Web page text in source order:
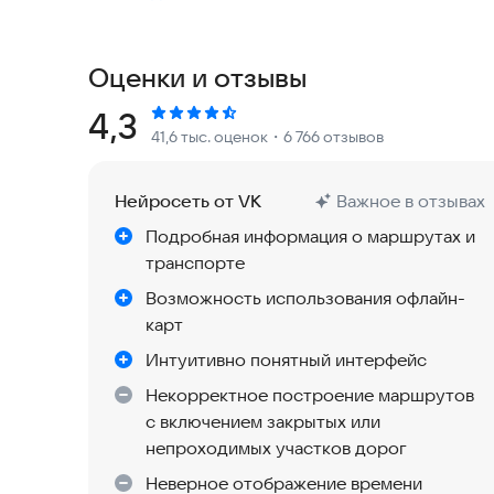
Маршруты на чём угодно
находится и когда приедет на остановку
• На автомобиле — навигация с учётом
камерах, поворотах и перестроениях на
• На велосипеде — с предупреждениями о
• На самокате — по возможности только по
Кстати, повороты тут тоже будут озвучены
Маршруты на разных видах транспорта и
Так будет проще выбрать подходящий.
Общественный транспорт
• Возможность онлайн отслеживать автобусы,
Оценки и отзывы
Рейтинг:
4,3 41,6 тыс. оценок ・6 766 отзывов
Нейросеть от VK
Важное в отзывах
Подробная информация о маршрутах и
транспорте
Возможность использования офлайн-
карт
Интуитивно понятный интерфейс
Некорректное построение маршрутов
с включением закрытых или
непроходимых участков дорог
Неверное отображение времени